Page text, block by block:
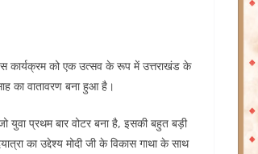
कार्यक्रम को एक उत्सव के रूप में उत्तराखंड के
का वातावरण बना हुआ है।
युवा प्रथम बार वोटर बना है, इसकी बहुत बड़ी
का उद्देश्य मोदी जी के विकास गाथा के साथ